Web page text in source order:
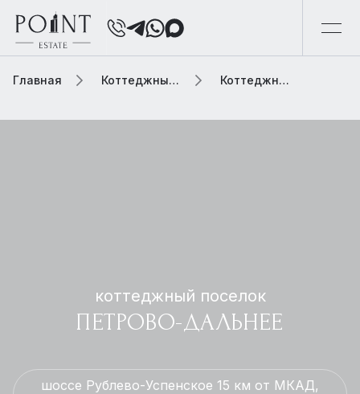
Главная Коттеджный поселок Коттеджный поселок петрово-дальнее
коттеджный поселок
ПЕТРОВО-ДАЛЬНЕЕ
шоссе Рублево-Успенское 15 км от МКАД,